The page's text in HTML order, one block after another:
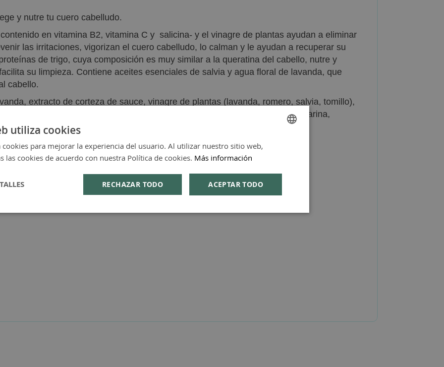
y nutre tu cuero cabelludo.
en vitamina B2, vitamina C y salicina- y el vinagre de plantas ayudan a eliminar
las irritaciones, vigorizan el cuero cabelludo, lo calman y le ayudan a recuperar su
de trigo, cuya composición es muy similar a la queratina del cabello, nutre y
su limpieza. Contiene aceites esenciales de salvia y agua floral de lavanda, que
cabello.
extracto de corteza de sauce, vinagre de plantas (lavanda, romero, salvia, tomillo),
natural, aceites esenciales de menta fresca, naranjo y naranja dulce, mandarina,
Alternifolia), extracto de liquen.
utiliza cookies
cookies para mejorar la experiencia del usuario. Al utilizar nuestro sitio web,
las cookies de acuerdo con nuestra Política de cookies. Más información
ACEPTAR TODO
RECHAZAR TODO